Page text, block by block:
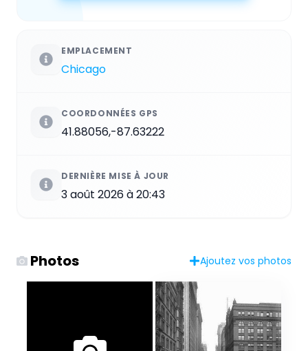
EMPLACEMENT
Chicago
COORDONNÉES GPS
41.88056,-87.63222
DERNIÈRE MISE À JOUR
3 août 2026 à 20:43
Photos Ajoutez vos photos